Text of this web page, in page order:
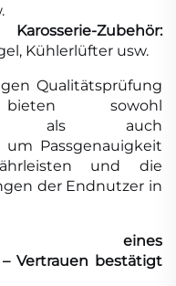
Zubehör:
Kühlerlüfter usw.
Qualitätsprüfung
sowohl
als auch
Passgenauigkeit
und die
der Endnutzer in
eines
Vertrauen bestätigt